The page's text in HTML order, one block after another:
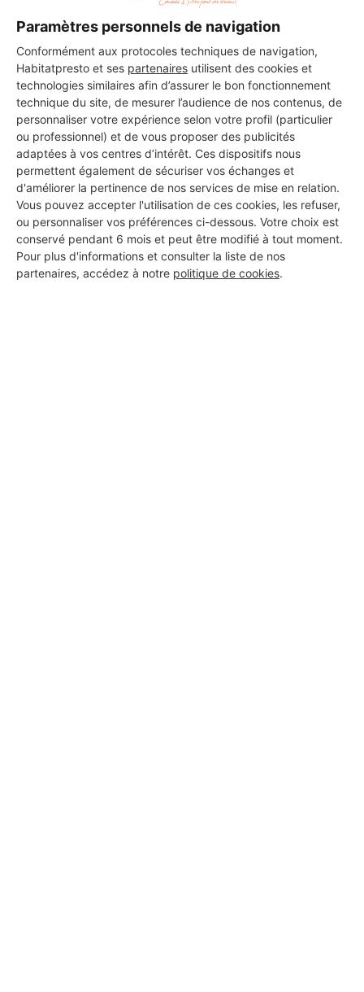
Paramètres personnels de navigation
Conformément aux protocoles techniques de navigation,
Habitatpresto et ses partenaires utilisent des cookies et
technologies similaires afin d’assurer le bon fonctionnement
technique du site, de mesurer l’audience de nos contenus, de
personnaliser votre expérience selon votre profil (particulier
ou professionnel) et de vous proposer des publicités
adaptées à vos centres d’intérêt. Ces dispositifs nous
permettent également de sécuriser vos échanges et
d'améliorer la pertinence de nos services de mise en relation.
Vous pouvez accepter l'utilisation de ces cookies, les refuser,
ou personnaliser vos préférences ci-dessous. Votre choix est
conservé pendant 6 mois et peut être modifié à tout moment.
Pour plus d'informations et consulter la liste de nos
partenaires, accédez à notre politique de cookies.
5 ans d'expérience
Voir sa fiche
Chafik92
Clichy
5 ans d'expérience
Voir sa fiche